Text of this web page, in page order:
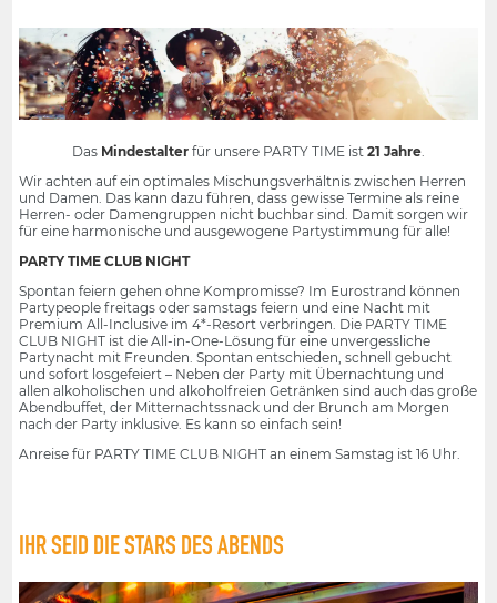
Das Mindestalter für unsere PARTY TIME ist 21 Jahre
Wir achten auf ein optimales Mischungsverhältnis zwischen Herren
und Damen. Das kann dazu führen, dass gewisse Termine als reine
Herren- oder Damengruppen nicht buchbar sind. Damit sorgen wir
für eine harmonische und ausgewogene Partystimmung für alle!
PARTY TIME CLUB NIGHT
Spontan feiern gehen ohne Kompromisse? Im Eurostrand können
Partypeople freitags oder samstags feiern und eine Nacht mit
Premium All-Inclusive im 4*-Resort verbringen. Die PARTY TIME
CLUB NIGHT ist die All-in-One-Lösung für eine unvergessliche
Partynacht mit Freunden. Spontan entschieden, schnell gebucht
und sofort losgefeiert – Neben der Party mit Übernachtung und
allen alkoholischen und alkoholfreien Getränken sind auch das große
Abendbuffet, der Mitternachtssnack und der Brunch am Morgen
nach der Party inklusive. Es kann so einfach sein!
Anreise für PARTY TIME CLUB NIGHT an einem Samstag ist 16 Uhr.
IHR SEID DIE STARS DES ABENDS